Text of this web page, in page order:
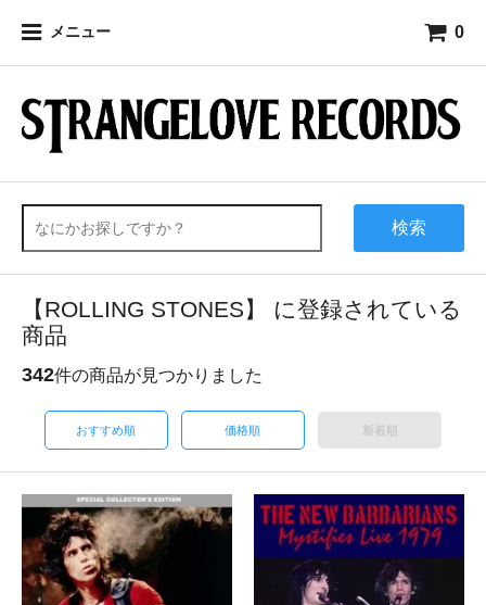
メニュー 0
検索
【ROLLING STONES】 に登録されている
商品
342件の商品が見つかりました
おすすめ順 価格順 新着順